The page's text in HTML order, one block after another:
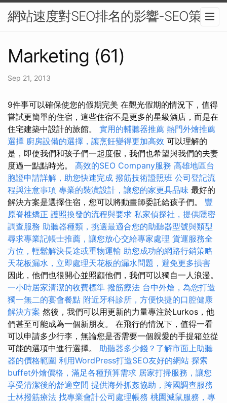
網站速度對SEO排名的影響-SEO策略
Marketing (61)
Sep 21, 2013
9件事可以確保使您的假期完美 在觀光假期的情況下，值得
嘗試更簡單的住宿，這些住宿不是更多的星級酒店，而是在
住宅建築中設計的旅館。 實用的輔聽器推薦 熱門外燴推薦
選擇 廚房設備的選擇，讓烹飪變得更加高效 可以理解的
是，即使我們和孩子們一起度假，我們也希望與我們的夫妻
度過一點點時光。 高效的SEO Company服務 高雄地區台
胞證申請詳解，助您快速完成 撥筋技術證照班 公司登記流
程與注意事項 專業的裝潢設計，讓您的家更具品味 最好的
解決方案是選擇住宿，您可以將動畫師委託給孩子們。 豐
原脊椎矯正 護照換發的流程與要求 私家偵探社，提供隱密
調查服務 助聽器種類，挑選最適合您的助聽器型號與類型
尋求專業記帳士推薦，讓您放心交給專家處理 貨運服務全
方位，輕鬆解決長途或重物運輸 助您成功的網路行銷策略
天花板漏水，立即處理天花板的漏水問題，避免更多損害
因此，他們也很開心並照顧他們，我們可以獨自一人浪漫。
一小時居家清潔的收費標準 撥筋療法 台中外燴，為您打造
獨一無二的宴會餐點 附近牙科診所，方便快捷的口腔健康
解決方案 然後，我們可以用更新的力量專注於Lurkos，他
們甚至可能成為一個新朋友。 在飛行的情況下，值得一看
可以申請多少行李，無論您是否需要一個親愛的手提箱並從
可能的選項中進行選擇。 助聽器多少錢？了解市面上助聽
器的價格範圍 利用WordPress打造SEO友好的網站 探索
buffet外燴價格，滿足各種預算需求 居家打掃服務，讓您
享受清潔後的舒適空間 提供海外抓姦協助，跨國調查服務
士林撥筋療法 找專業會計公司處理帳務 桃園滅鼠服務，專